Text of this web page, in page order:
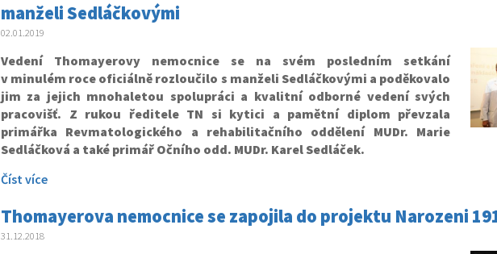
manželi Sedláčkovými
02.01.2019
Vedení Thomayerovy nemocnice se na svém posledním setkání
v minulém roce oficiálně rozloučilo s manželi Sedláčkovými a poděkovalo
jim za jejich mnohaletou spolupráci a kvalitní odborné vedení svých
pracovišť. Z rukou ředitele TN si kytici a pamětní diplom převzala
primářka Revmatologického a rehabilitačního oddělení MUDr. Marie
Sedláčková a také primář Očního odd. MUDr. Karel Sedláček.
Číst více
Thomayerova nemocnice se zapojila do projektu Narozeni
31.12.2018